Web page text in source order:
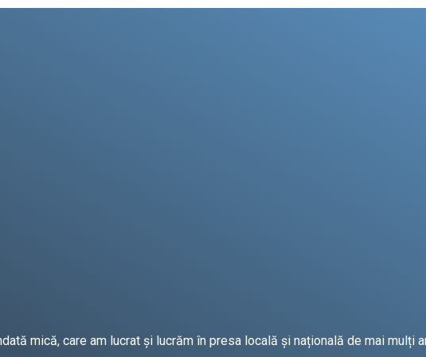
mică, care am lucrat și lucrăm în presa locală și națională de mai mulți